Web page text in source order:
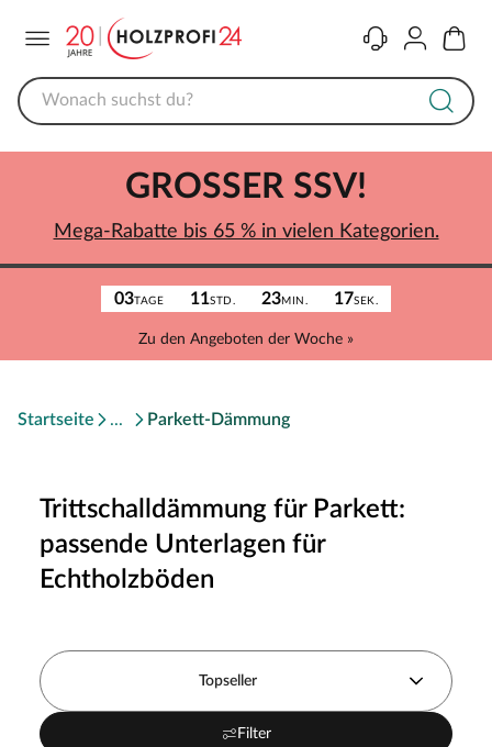
KontaktKonto
03TAGE 11STD. 23MIN. 17SEK.
Zu den Angeboten der Woche »
GROSSER SSV!
Mega-Rabatte bis 65 % in vielen Kategorien.
Startseite Parkett-Dämmung
Trittschalldämmung für Parkett:
passende Unterlagen für
Echtholzböden
Topseller
Filter